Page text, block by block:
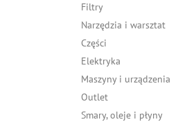
Filtry
Narzędzia i warsztat
Części
Elektryka
Maszyny i urządzenia
Outlet
Smary, oleje i płyny